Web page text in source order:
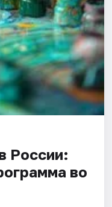
России:
во